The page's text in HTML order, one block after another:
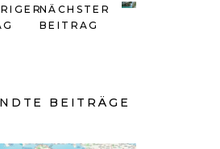
NÄCHSTER
BEITRAG
BEITRÄGE